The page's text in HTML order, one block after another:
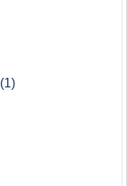
(1)